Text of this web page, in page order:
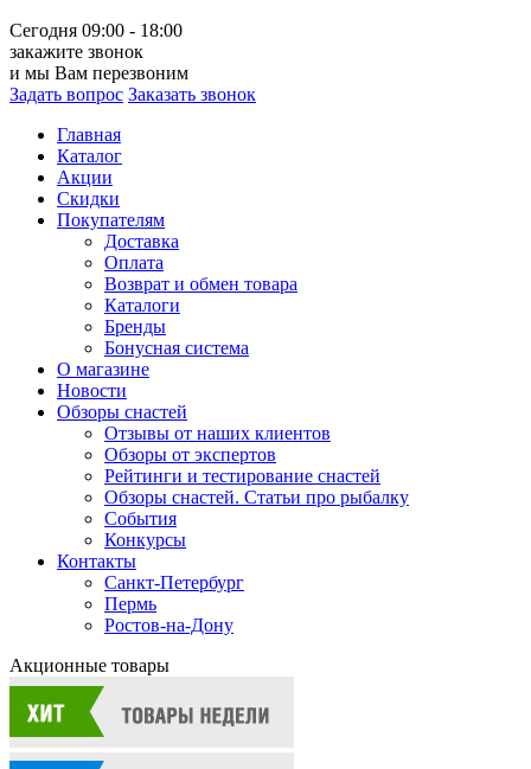
Сегодня 09:00 - 18:00
закажите звонок
и мы Вам перезвоним
Задать вопрос Заказать звонок
Главная
Каталог
Акции
Скидки
Покупателям
Доставка
Оплата
Возврат и обмен товара
Каталоги
Бренды
Бонусная система
О магазине
Новости
Обзоры снастей
Отзывы от наших клиентов
Обзоры от экспертов
Рейтинги и тестирование снастей
Обзоры снастей. Статьи про рыбалку
События
Конкурсы
Контакты
Санкт-Петербург
Пермь
Ростов-на-Дону
Акционные товары